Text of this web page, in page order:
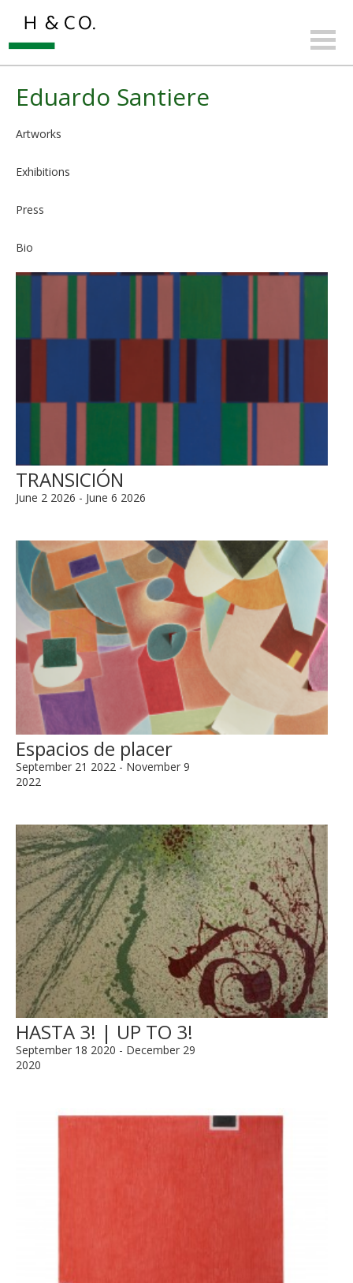
Eduardo Santiere
Artworks
Exhibitions
Press
Bio
TRANSICIÓN
June 2 2026 - June 6 2026
Espacios de placer
September 21 2022 - November 9
2022
HASTA 3! | UP TO 3!
September 18 2020 - December 29
2020